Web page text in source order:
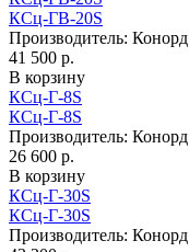
КСц-ГВ-20S
Производитель: Конорд
41 500 р.
В корзину
КСц-Г-8S
КСц-Г-8S
Производитель: Конорд
26 600 р.
В корзину
КСц-Г-30S
КСц-Г-30S
Производитель: Конорд